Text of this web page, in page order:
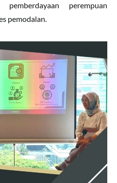
perempuan
pemodalan.